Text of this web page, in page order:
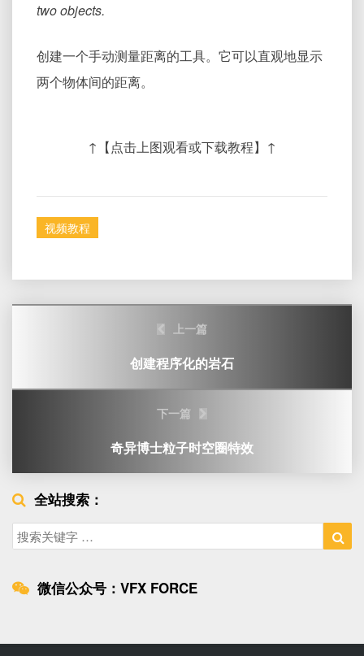
two objects.
创建一个手动测量距离的工具。它可以直观地显示
两个物体间的距离。
↑【点击上图观看或下载教程】↑
视频教程
上一篇
创建程序化的岩石
下一篇
奇异博士粒子时空圈特效
全站搜索：
Search
for:
微信公众号：VFX FORCE